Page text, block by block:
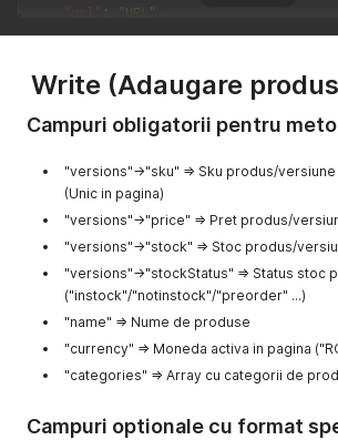
"url" : "URL"
"canonical_url": "URL canonic",
"categories"
"Branch 1": [
"id": "ID-ul categoriei" ,
},
{
"id" : "ID-ul categoriei"
"name"
"Denumirea categoriei"
}
],
"Branch 2": [
"id": "ID-ul categoriei"
"name": "Denumirea
},
"name": "Denumirea
Write (Adaugare
Campuri obligatorii pentru
"versions"->"sku" => Sku produs/
(Unic in pagina)
"versions"->"price" => Pret produs/
"versions"->"stock" => Stoc produs/
"versions"->"stockStatus" => Status stoc
("instock"/"notinstock"/"preorder" ...)
"name" => Nume de produse
"currency" => Moneda activa in pagina
"categories" => Array cu categorii de
Campuri optionale cu format